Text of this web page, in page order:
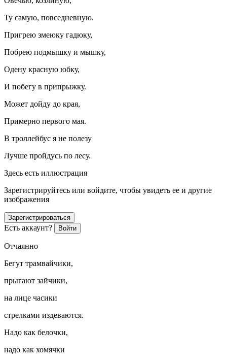
Ту самую, повседневную.
Пригрею змеюку гадюку,
Побрею подмышку и мышку,
Одену красную юбку,
И побегу в припрыжку.
Может дойду до края,
Примерно первого мая.
В троллейбус я не полезу
Лучше пройдусь по лесу.
Здесь есть иллюстрация
Зарегистрируйтесь или войдите, чтобы увидеть ее и другие
изображения
Зарегистрироваться
Есть аккаунт? Войти
Отчаянно
Бегут трамвайчики,
прыгают зайчики,
на лице часики
стрелками издеваются.
Надо как белочки,
надо как хомячки